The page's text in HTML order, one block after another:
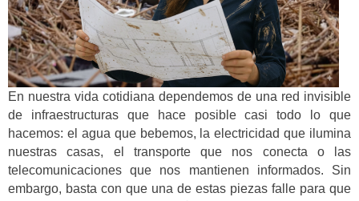
En nuestra vida cotidiana dependemos de una red invisible
de infraestructuras que hace posible casi todo lo que
hacemos: el agua que bebemos, la electricidad que ilumina
nuestras casas, el transporte que nos conecta o las
telecomunicaciones que nos mantienen informados. Sin
embargo, basta con que una de estas piezas falle para que